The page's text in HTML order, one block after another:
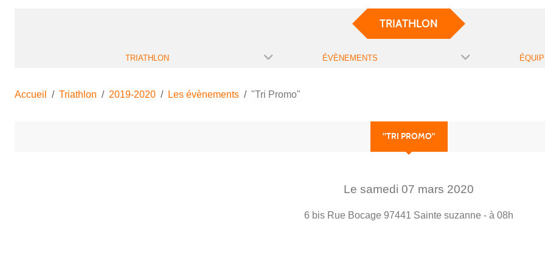
TRIATHLON
TRIATHLON ÉVÈNEMENTS
Accueil Triathlon 2019-2020 Les évènements "Tri Promo"
"TRI PROMO"
Le samedi 07 mars 2020
6 bis Rue Bocage 97441 Sainte suzanne - à 08h